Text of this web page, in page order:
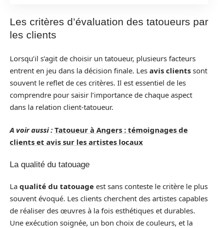
Les critères d’évaluation des tatoueurs par
les clients
Lorsqu’il s’agit de choisir un tatoueur, plusieurs facteurs
entrent en jeu dans la décision finale. Les avis clients sont
souvent le reflet de ces critères. Il est essentiel de les
comprendre pour saisir l’importance de chaque aspect
dans la relation client-tatoueur.
A voir aussi : Tatoueur à Angers : témoignages de
clients et avis sur les artistes locaux
La qualité du tatouage
La qualité du tatouage est sans conteste le critère le plus
souvent évoqué. Les clients cherchent des artistes capables
de réaliser des œuvres à la fois esthétiques et durables.
Une exécution soignée, un bon choix de couleurs, et la